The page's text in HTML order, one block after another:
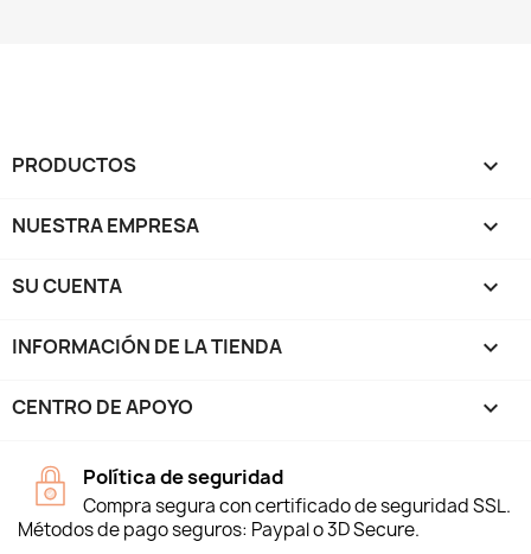
PRODUCTOS 
NUESTRA EMPRESA 
SU CUENTA 
INFORMACIÓN DE LA TIENDA keyboard_arrow_down
CENTRO DE APOYO 
Política de seguridad
Compra segura con certificado de seguridad SSL.
Métodos de pago seguros: Paypal o 3D Secure.